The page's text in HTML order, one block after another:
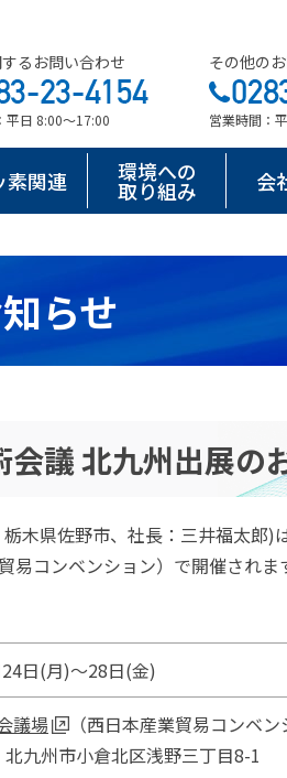
るお問い合わせ
平日 8:00～17:00
その他の
営業時間：
素関連 環境への
取り組み 会
らせ
会議 北九州出展の
木県佐野市、社長：三井福太郎
易コンベンション）で開催されま
日(月)～28日(金)
議場
（西日本産業貿易コンベン
北九州市小倉北区浅野三丁目8-1